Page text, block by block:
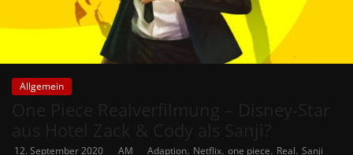
Allgemein
12. September 2020 AM Adaption, Netflix, one piece, Real, Sanji